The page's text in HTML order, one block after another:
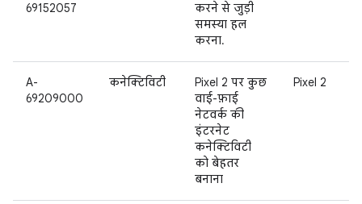
69152057
करने से जुड़ी
समस्या हल
करना.
A-
69209000
कनेक्टिविटी
Pixel 2 पर कुछ
वाई-फ़ाई
नेटवर्क की
इंटरनेट
कनेक्टिविटी
को बेहतर
बनाना
Pixel 2